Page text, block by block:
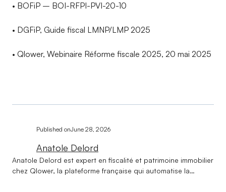
• BOFiP – BOI-RFPI-PVI-20-10
• DGFiP, Guide fiscal LMNP/LMP 2025
• Qlower, Webinaire Réforme fiscale 2025, 20 mai 2025
Published onJune 28, 2026
Anatole Delord
Anatole Delord est expert en fiscalité et patrimoine immobilier
chez Qlower, la plateforme française qui automatise la